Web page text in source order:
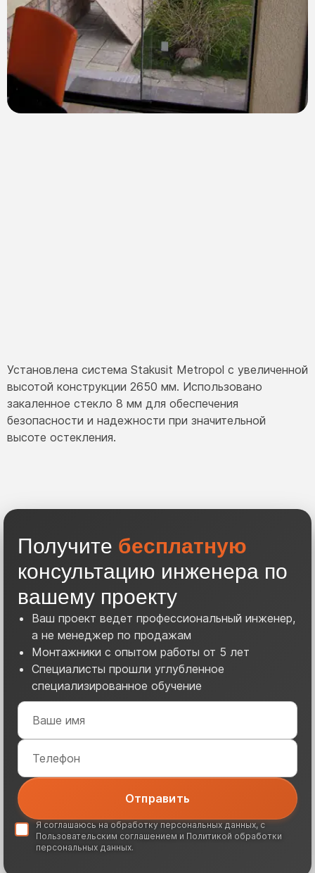
Установлена система Stakusit Metropol с увеличенной
высотой конструкции 2650 мм. Использовано
закаленное стекло 8 мм для обеспечения
безопасности и надежности при значительной
высоте остекления.
Получите бесплатную
консультацию инженера по
вашему проекту
Ваш проект ведет профессиональный инженер,
а не менеджер по продажам
Монтажники с опытом работы от 5 лет
Специалисты прошли углубленное
специализированное обучение
Я соглашаюсь на обработкуперсональных данных, с
Пользовательским соглашением и Политикой обработки
персональных данных.